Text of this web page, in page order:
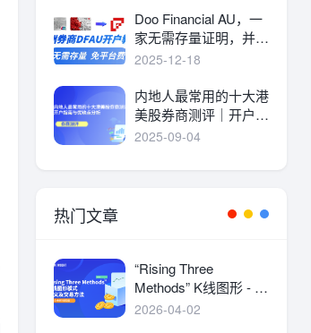
Doo Financial AU，一
家无需存量证明，并且
港美股终身免平台费的
2025-12-18
内地人最常用的十大港
美股券商测评｜开户指
南与优缺点分析
2025-09-04
热门文章
“Rising Three
Methods” K线图形 - 定
义及交易方法
2026-04-02